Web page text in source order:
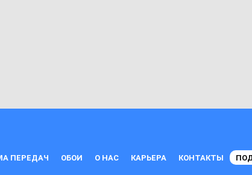
ПЕРЕДАЧ ОБОИ О НАС КАРЬЕРА КОНТАКТЫ